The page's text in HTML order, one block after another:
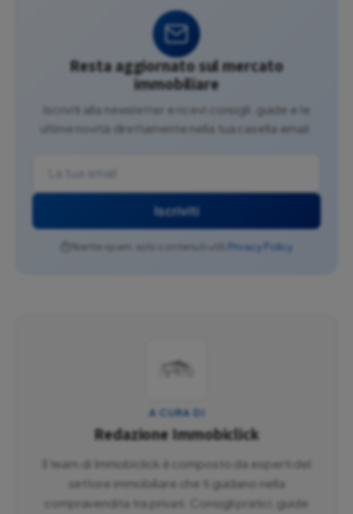
Resta aggiornato sul mercato
immobiliare
Iscriviti alla newsletter e ricevi consigli, guide e le
ultime novità direttamente nella tua casella email.
Iscriviti
Niente spam, solo contenuti utili. Privacy Policy
A CURA DI
Redazione Immobiclick
Il team di Immobiclick è composto da esperti del
settore immobiliare che ti guidano nella
compravendita tra privati. Consigli pratici, guide